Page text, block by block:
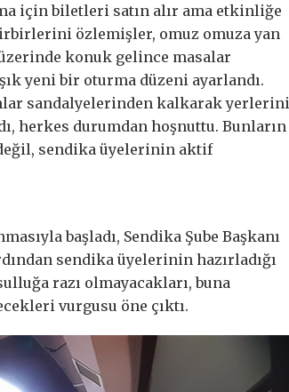
için biletleri satın alır ama etkinliğe
özlemişler, omuz omuza yan
konuk gelince masalar
yeni bir oturma düzeni ayarlandı.
sandalyelerinden kalkarak yerlerini
herkes durumdan hoşnuttu. Bunların
sendika üyelerinin aktif
başladı, Sendika Şube Başkanı
sendika üyelerinin hazırladığı
razı olmayacakları, buna
vurgusu öne çıktı.